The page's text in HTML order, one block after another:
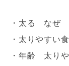
・太る なぜ
・太りやすい
・年齢 太り